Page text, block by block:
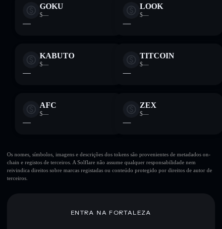
GOKU
$—
—
LOOK
$—
—
KABUTO
$—
—
TITCOIN
$—
—
AFC
$—
—
ZEX
$—
—
Os nomes, símbolos, imagens e descrições dos tokens são provenientes de metadados on-
chain e registos de terceiros. A Solflare não assume qualquer responsabilidade nem
reivindica direitos sobre marcas registadas ou conteúdo protegido por direitos de autor de
terceiros.
ENTRA NA FORTALEZA